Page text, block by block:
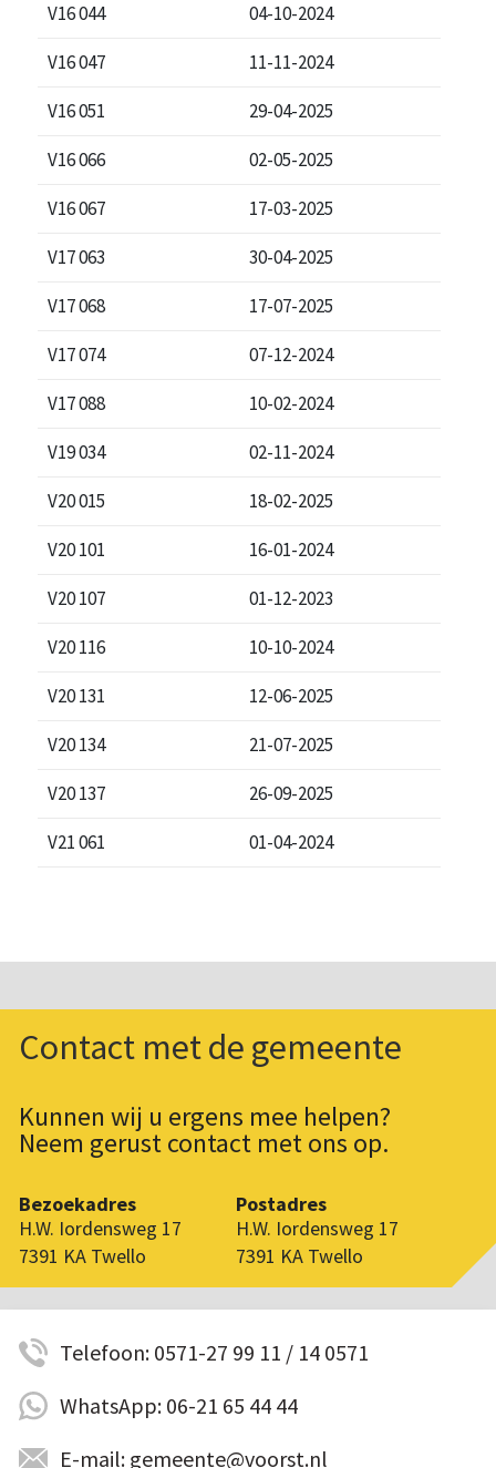
V16 044
04-10-2024
V16 047
11-11-2024
V16 051
29-04-2025
V16 066
02-05-2025
V16 067
17-03-2025
V17 063
30-04-2025
V17 068
17-07-2025
V17 074
07-12-2024
V17 088
10-02-2024
V19 034
02-11-2024
V20 015
18-02-2025
V20 101
16-01-2024
V20 107
01-12-2023
V20 116
10-10-2024
V20 131
12-06-2025
V20 134
21-07-2025
V20 137
26-09-2025
V21 061
01-04-2024
Contact met de gemeente
Kunnen wij u ergens mee helpen?
Neem gerust contact met ons op.
Bezoekadres
H.W. Iordensweg 17
7391 KA Twello
Postadres
H.W. Iordensweg 17
7391 KA Twello
Telefoon: 0571-27 99 11 / 14 0571
WhatsApp: 06-21 65 44 44
E-mail: gemeente@voorst.nl